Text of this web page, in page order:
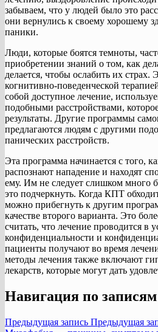
забываем, что у людей было это
они вернулись к своему хорошему
паники.
Люди, которые боятся темноты,
приобретении знаний о том, как
делается, чтобы ослабить их
когнитивно-поведенческой
собой доступное лечение,
подобными расстройствами,
результаты. Другие программы
предлагаются людям с другими
панических расстройств.
Эта программа начинается с того,
распознают нападение и находят
ему. Им не следует слишком много
это подчеркнуть. Когда КПТ
можно прибегнуть к другим
качестве второго варианта. Это
считать, что лечение проводится в
конфиденциальности и
пациенты получают во время
методы лечения также включают
лекарств, которые могут дать
Навигация по записям
Предыдущая запись Предыдущая